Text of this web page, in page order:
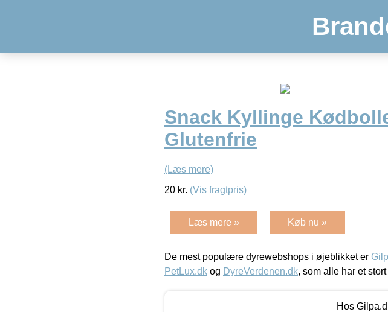
Snack Kyllinge
Glutenfrie
(Læs mere)
20 kr. (Vis fragtpris)
Læs mere » Køb nu »
De mest populære dyrewebshops i øjeblikket er
PetLux.dk og DyreVerdenen.dk, som alle har et
Hos